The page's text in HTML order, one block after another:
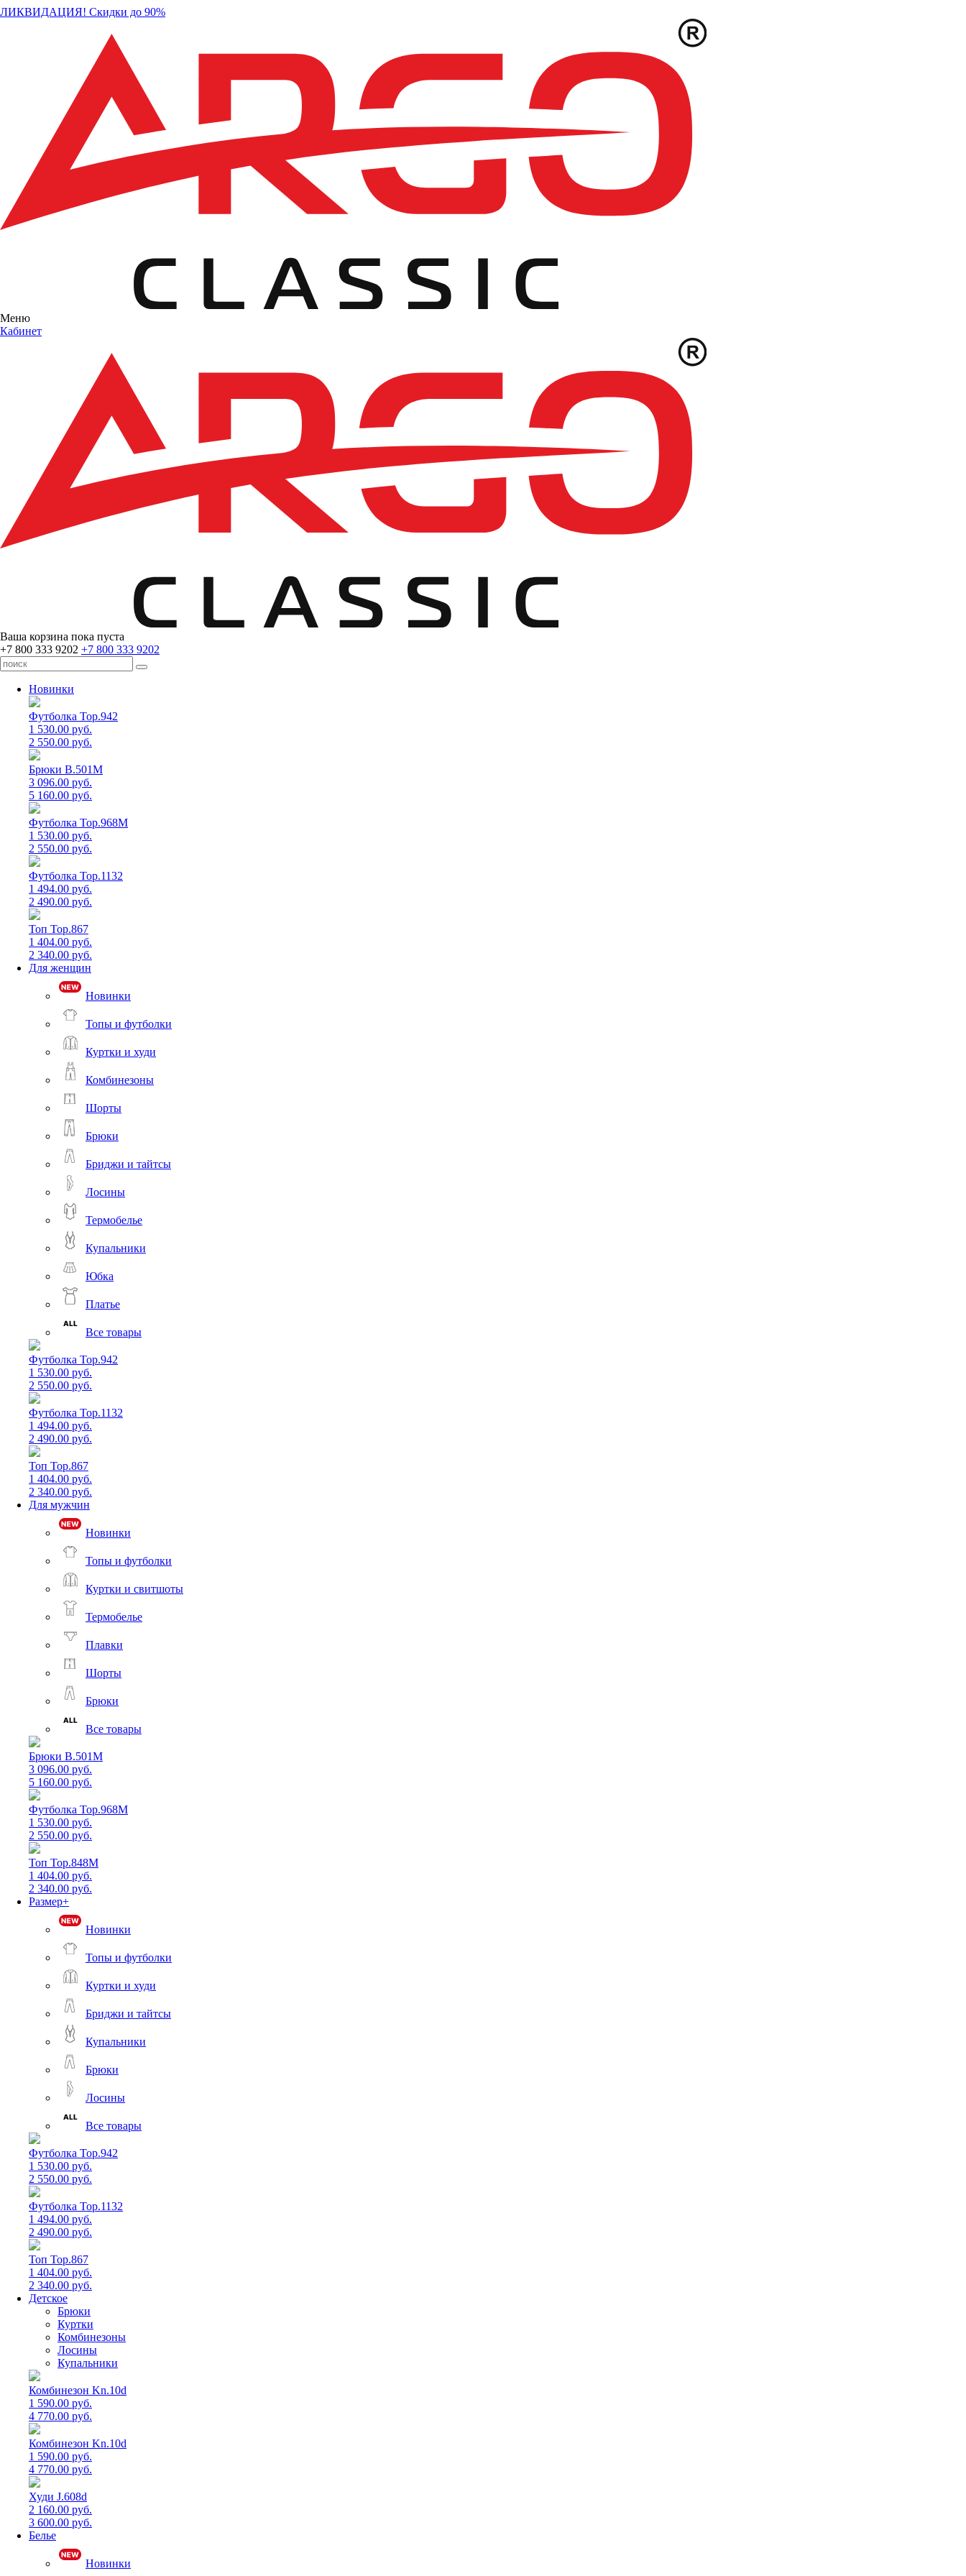
ЛИКВИДАЦИЯ! Скидки до 90%
Меню
Кабинет
Ваша корзина пока пуста
+7 800 333 9202 +7 800 333 9202
Новинки
Футболка Top.942
1 530.00 руб.
2 550.00 руб.
Брюки B.501M
3 096.00 руб.
5 160.00 руб.
Футболка Top.968M
1 530.00 руб.
2 550.00 руб.
Футболка Top.1132
1 494.00 руб.
2 490.00 руб.
Топ Top.867
1 404.00 руб.
2 340.00 руб.
Для женщин
Новинки
Топы и футболки
Куртки и худи
Комбинезоны
Шорты
Брюки
Бриджи и тайтсы
Лосины
Термобелье
Купальники
Юбка
Платье
Все товары
Футболка Top.942
1 530.00 руб.
2 550.00 руб.
Футболка Top.1132
1 494.00 руб.
2 490.00 руб.
Топ Top.867
1 404.00 руб.
2 340.00 руб.
Для мужчин
Новинки
Топы и футболки
Куртки и свитшоты
Термобелье
Плавки
Шорты
Брюки
Все товары
Брюки B.501M
3 096.00 руб.
5 160.00 руб.
Футболка Top.968M
1 530.00 руб.
2 550.00 руб.
Топ Top.848M
1 404.00 руб.
2 340.00 руб.
Размер+
Новинки
Топы и футболки
Куртки и худи
Бриджи и тайтсы
Купальники
Брюки
Лосины
Все товары
Футболка Top.942
1 530.00 руб.
2 550.00 руб.
Футболка Top.1132
1 494.00 руб.
2 490.00 руб.
Топ Top.867
1 404.00 руб.
2 340.00 руб.
Детское
Брюки
Куртки
Комбинезоны
Лосины
Купальники
Комбинезон Kn.10d
1 590.00 руб.
4 770.00 руб.
Комбинезон Kn.10d
1 590.00 руб.
4 770.00 руб.
Худи J.608d
2 160.00 руб.
3 600.00 руб.
Белье
Новинки